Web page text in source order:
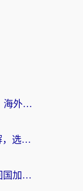
ChickCN和Unblock Youku好用吗？海外党亲测3款回国加速器，附iOS免费选择指南
海外党避坑指南：告别pc vpn 破解，选对回国加速器轻松访问国内资源
穿梭和海龟哪个好？海外党亲测回国加速器，附电脑免费VPN推荐